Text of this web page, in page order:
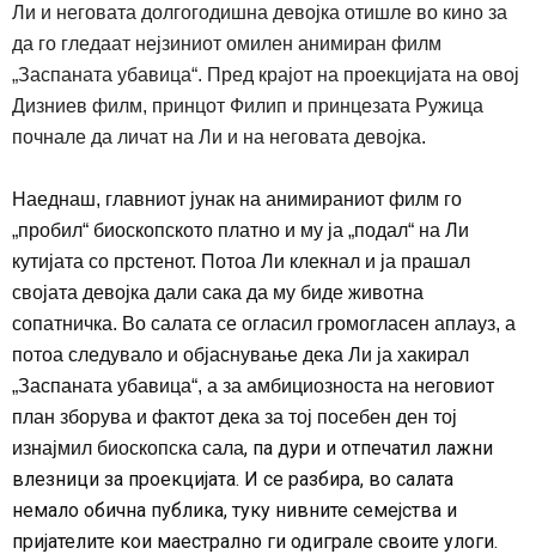
Ли и неговата долгогодишна девојка отишле во кино за
да го гледаат нејзиниот омилен анимиран филм
„Заспаната убавица“. Пред крајот на проекцијата на овој
Дизниев филм, принцот Филип и принцезата Ружица
почнале да личат на Ли и на неговата девојка.
Наеднаш, главниот јунак на анимираниот филм го
„пробил“ биоскопското платно и му ја „подал“ на Ли
кутијата со прстенот. Потоа Ли клекнал и ја прашал
својата девојка дали сака да му биде животна
сопатничка. Во салата се огласил громогласен аплауз, а
потоа следувало и објаснување дека Ли ја хакирал
„Заспаната убавица“, а за амбициозноста на неговиот
план зборува и фактот дека за тој посебен ден тој
изнајмил биоскопска сала, па дури и отпечатил лажни
влезници за проекцијата. И се разбира, во салата
немало обична публика, туку нивните семејства и
пријателите кои маестрално ги одиграле своите улоги.